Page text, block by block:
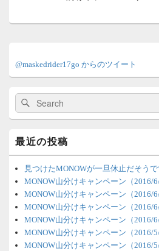
ン
サ
バ
ィ
ジ
ェ
ッ
ア
@maskedrider17go からのツイート
検
索:
検
索
最近の投稿
見つけたMONOWが一旦休止だそうで
MONOW山分けキャンペーン（2016/6/
MONOW山分けキャンペーン（2016/6/
MONOW山分けキャンペーン（2016/6/
MONOW山分けキャンペーン（2016/6/
MONOW山分けキャンペーン（2016/5/
MONOW山分けキャンペーン（2016/5/